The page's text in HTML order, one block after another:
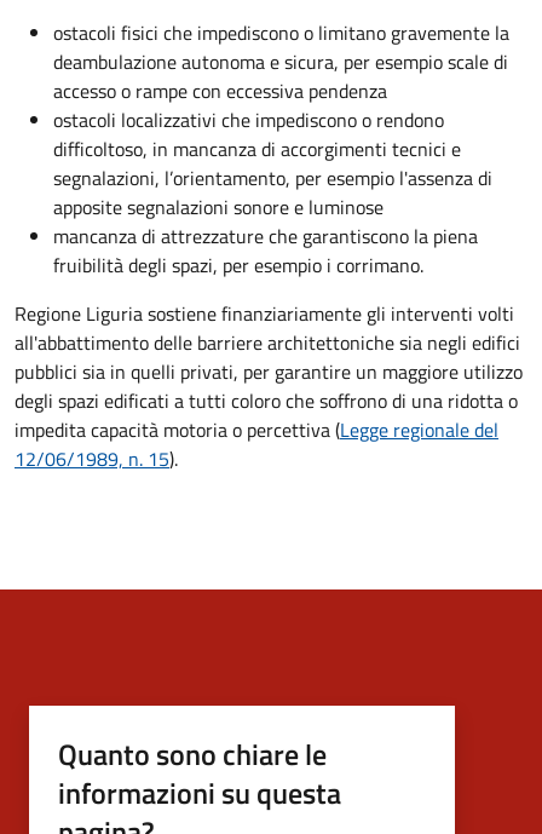
ostacoli fisici che impediscono o limitano gravemente la
deambulazione autonoma e sicura, per esempio scale di
accesso o rampe con eccessiva pendenza
ostacoli localizzativi che impediscono o rendono
difficoltoso, in mancanza di accorgimenti tecnici e
segnalazioni, l’orientamento, per esempio l'assenza di
apposite segnalazioni sonore e luminose
mancanza di attrezzature che garantiscono la piena
fruibilità degli spazi, per esempio i corrimano.
Regione Liguria sostiene finanziariamente gli interventi volti
all'abbattimento delle barriere architettoniche sia negli edifici
pubblici sia in quelli privati, per garantire un maggiore utilizzo
degli spazi edificati a tutti coloro che soffrono di una ridotta o
impedita capacità motoria o percettiva (Legge regionale del
12/06/1989, n. 15).
Quanto sono chiare le
informazioni su questa